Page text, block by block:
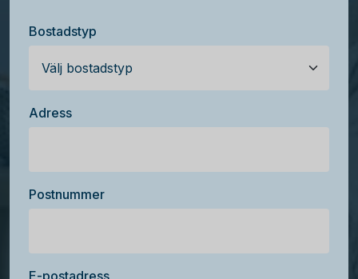
Bostadstyp
Adress
Postnummer
E-postadress